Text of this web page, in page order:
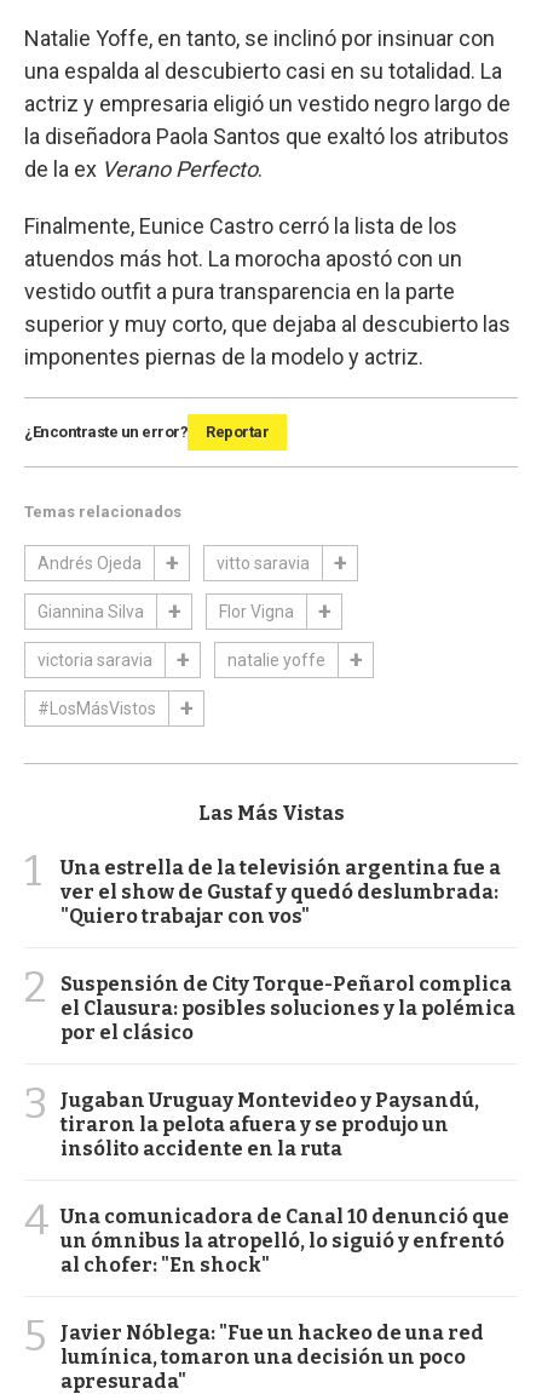
Natalie Yoffe, en tanto, se inclinó por insinuar con
una espalda al descubierto casi en su totalidad. La
actriz y empresaria eligió un vestido negro largo de
la diseñadora Paola Santos que exaltó los atributos
de la ex Verano Perfecto.
Finalmente, Eunice Castro cerró la lista de los
atuendos más hot. La morocha apostó con un
vestido outfit a pura transparencia en la parte
superior y muy corto, que dejaba al descubierto las
imponentes piernas de la modelo y actriz.
¿Encontraste un error? Reportar
Temas relacionados
Andrés Ojeda vitto saravia
Giannina Silva Flor Vigna
victoria saravia natalie yoffe
#LosMásVistos
Las Más Vistas
1
Una estrella de la televisión argentina fue a
ver el show de Gustaf y quedó deslumbrada:
"Quiero trabajar con vos"
2
Suspensión de City Torque-Peñarol complica
el Clausura: posibles soluciones y la polémica
por el clásico
3
Jugaban Uruguay Montevideo y Paysandú,
tiraron la pelota afuera y se produjo un
insólito accidente en la ruta
4 Una comunicadora de Canal 10 denunció que
un ómnibus la atropelló, lo siguió y enfrentó
al chofer: "En shock"
5
Javier Nóblega: "Fue un hackeo de una red
lumínica, tomaron una decisión un poco
apresurada"